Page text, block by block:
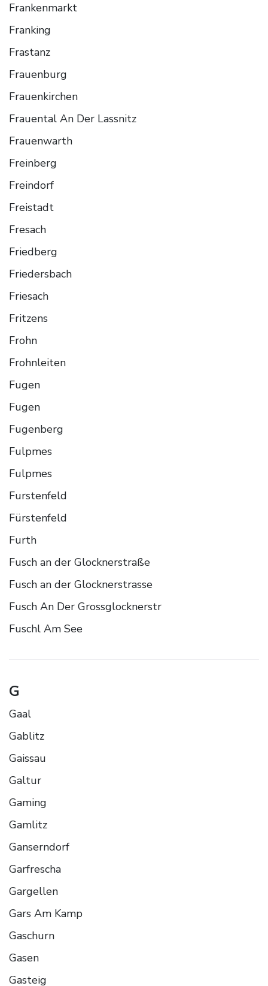
Frankenmarkt
Franking
Frastanz
Frauenburg
Frauenkirchen
Frauental An Der Lassnitz
Frauenwarth
Freinberg
Freindorf
Freistadt
Fresach
Friedberg
Friedersbach
Friesach
Fritzens
Frohn
Frohnleiten
Fugen
Fugen
Fugenberg
Fulpmes
Fulpmes
Furstenfeld
Fürstenfeld
Furth
Fusch an der Glocknerstraße
Fusch an der Glocknerstrasse
Fusch An Der Grossglocknerstr
Fuschl Am See
G
Gaal
Gablitz
Gaissau
Galtur
Gaming
Gamlitz
Ganserndorf
Garfrescha
Gargellen
Gars Am Kamp
Gaschurn
Gasen
Gasteig